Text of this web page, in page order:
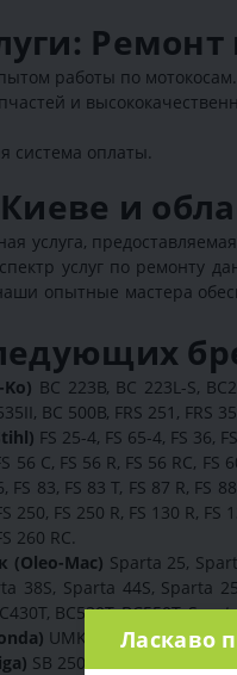
Ремонт
работы по мотокосам.
и
система оплаты.
и
услуга,
услуг по ремонту
опытные мастера
BC 223B, BC 223L-S,
BC 500B, FRS 251, FRS
FS 25-4, FS 65-4, FS 36,
56 C, FS 56 R, FS 56 RC,
FS 83, FS 83 T, FS 87 R, FS
250, FS 250 R, FS 130 R,
260 RC.
(Oleo-Mac) Sparta 25,
38S, Sparta 44S, Sparta
BC530T, BC550T,
UMK 425 E3, UMK 435
SB 250 D, SB 28 JD, SB
Ласкаво